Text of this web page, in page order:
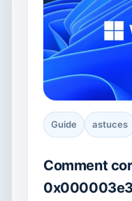
Guide astuces
Comment